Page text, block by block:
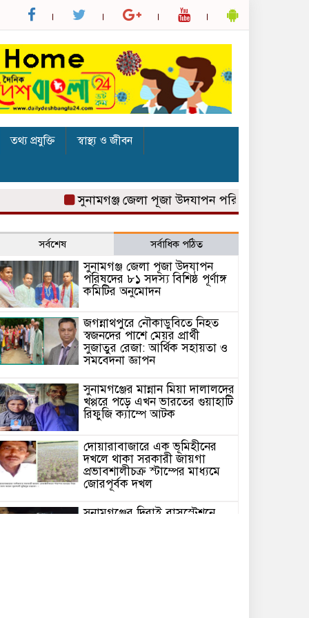
তথ্য প্রযুক্তি
স্বাস্থ্য ও জীবন
সুনামগঞ্জ জেলা পূজা উদযাপন পরিষদের ৮১ সদস্য
সর্বশেষ সর্বাধিক পঠিত
সুনামগঞ্জ জেলা পূজা উদযাপন
পরিষদের ৮১ সদস্য বিশিষ্ঠ পূর্ণাঙ্গ
কমিটির অনুমোদন
জগন্নাথপুরে নৌকাডুবিতে নিহত
স্বজনদের পাশে মেয়র প্রার্থী
সুজাতুর রেজা: আর্থিক সহায়তা ও
সমবেদনা জ্ঞাপন
সুনামগঞ্জের মান্নান মিয়া দালালদের
খপ্পরে পড়ে এখন ভারতের গুয়াহাটি
রিফুজি ক্যাম্পে আটক
দোয়ারাবাজারে এক ভূমিহীনের
দখলে থাকা সরকারী জায়গা
প্রভাবশালীচক্র স্টাম্পের মাধ্যমে
জোরপূর্বক দখল
সুনামগঞ্জের দিরাই বাসস্ট্রেশনে